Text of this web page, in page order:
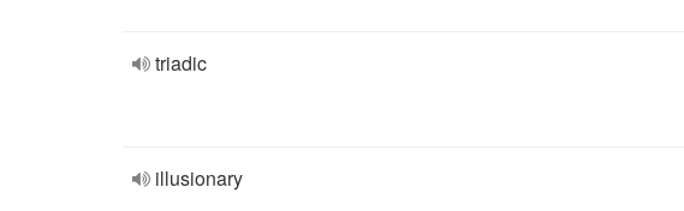
triadic
illusionary